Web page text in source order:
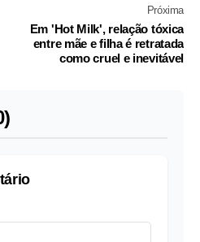
Próxima
Em 'Hot Milk', relação tóxica
entre mãe e filha é retratada
como cruel e inevitável